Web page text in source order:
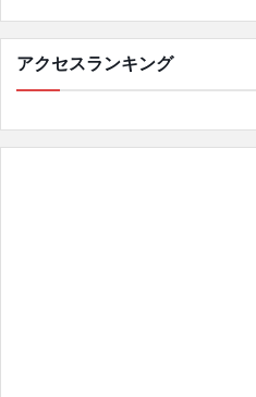
アクセスランキング